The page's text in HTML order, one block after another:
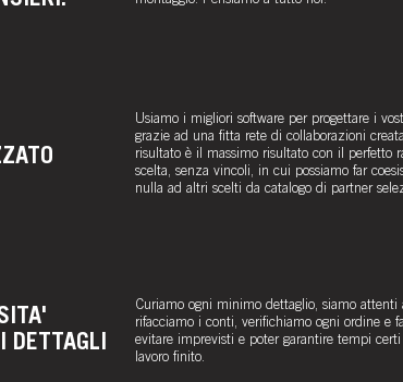
Usiamo i migliori software per progettare i
grazie ad una fitta rete di collaborazioni
risultato è il massimo risultato con il perfetto
scelta, senza vincoli, in cui possiamo far
nulla ad altri scelti da catalogo di partner
DETTAGLI
Curiamo ogni minimo dettaglio, siamo attenti
rifacciamo i conti, verifichiamo ogni ordine e
evitare imprevisti e poter garantire tempi
lavoro finito.